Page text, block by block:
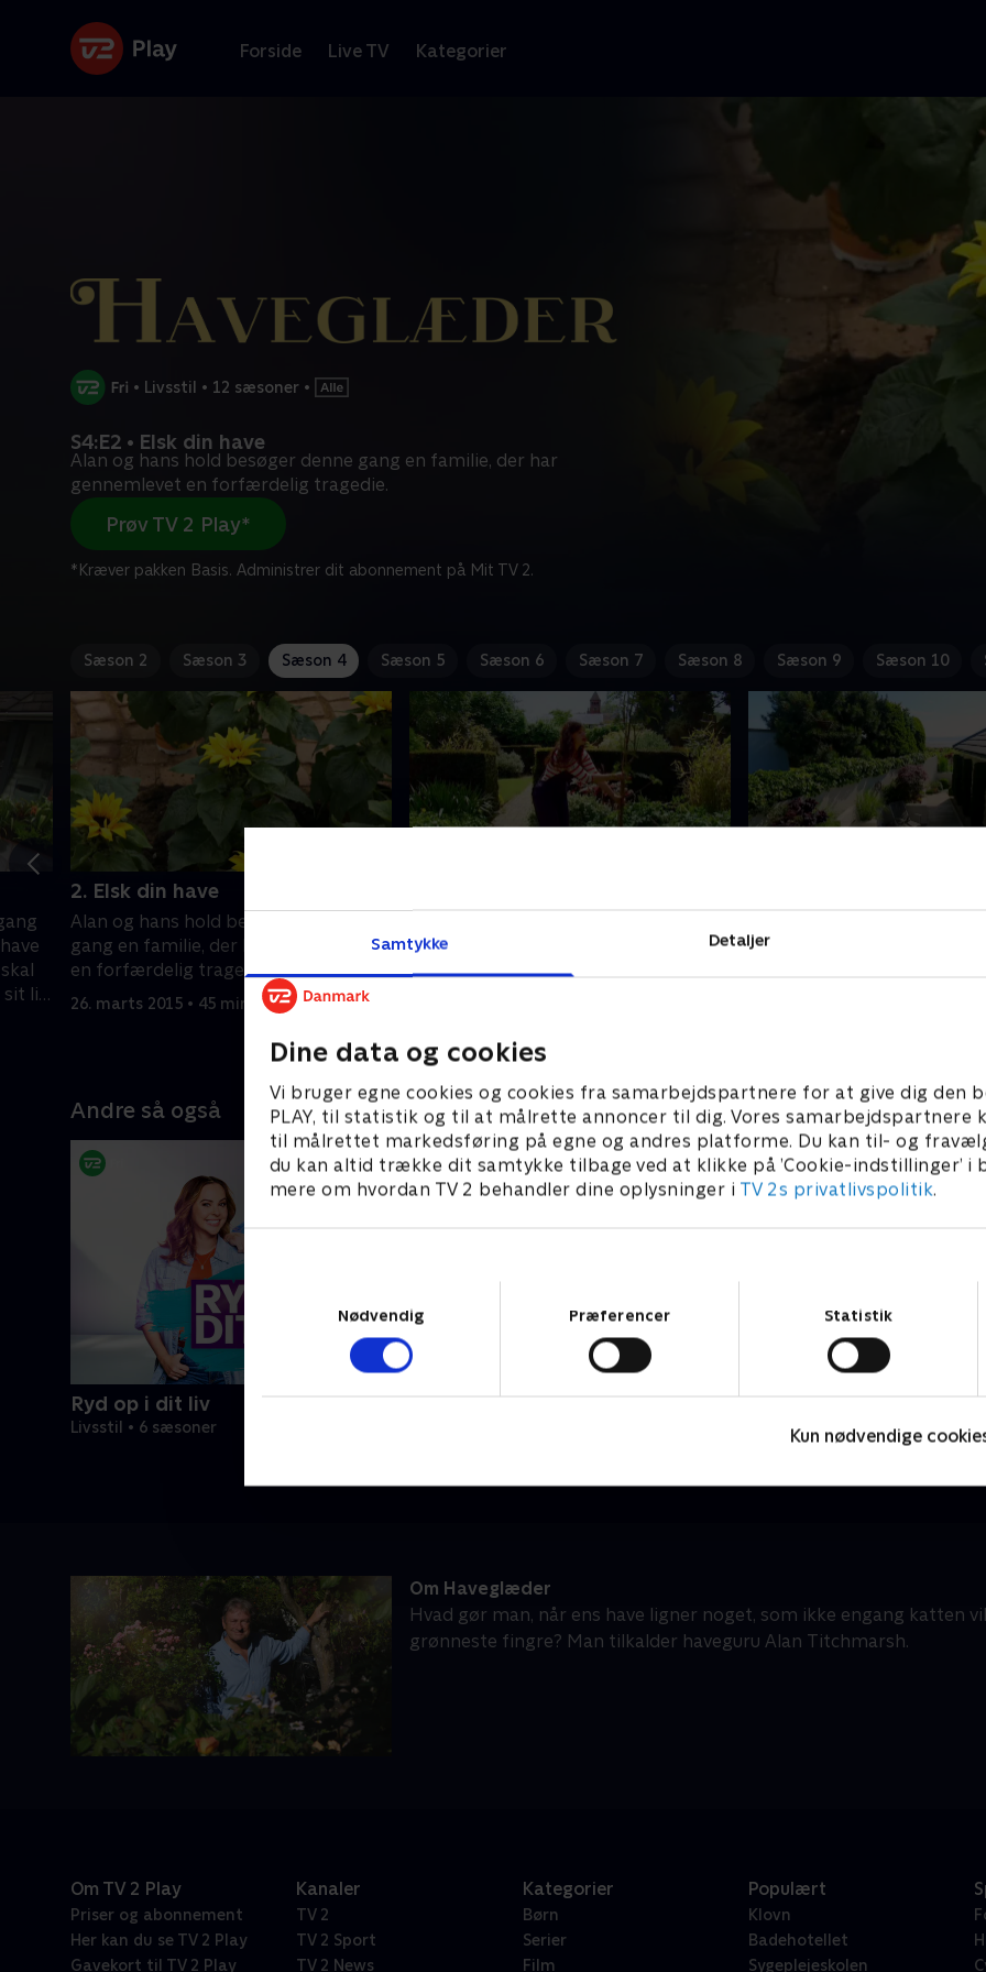
Samtykke Detaljer
Dine data og cookies
Vi bruger egne cookies og cookies fra samarbejdspartnere for at give dig den
PLAY, til statistik og til at målrette annoncer til dig. Vores samarbejdspartnere
til målrettet markedsføring på egne og andres platforme. Du kan til- og
du kan altid trække dit samtykke tilbage ved at klikke på ’Cookie-indstillinger’ i
mere om hvordan TV 2 behandler dine oplysninger i TV 2s privatlivspolitik.
Nødvendig
Præferencer Statistik
Kun nødvendige
Forside Live TV Kategorier
• Livsstil • 12 sæsoner •
S4:E2 • Elsk din have
Alan og hans hold besøger denne gang en familie, der har
gennemlevet en forfærdelig tragedie.
Prøv TV 2 Play*
*Kræver pakken Basis. Administrer dit abonnement på Mit TV 2.
Sæson 2 Sæson 3 Sæson 4 Sæson 5 Sæson 6 Sæson 7 Sæson 8 Sæson 9 Sæson 10
liv
2. Elsk din have
Alan og hans hold besøger denne
gang en familie, der har gennemlevet
en forfærdelig tragedie.
26. marts 2015 • 45 min
McGinn, som fik vendt op og ned på
deres liv, da far Pete, der er
de skal lave en make over på
Andre så også
Ryd op i dit liv
Livsstil • 6 sæsoner
Om Haveglæder
Hvad gør man, når ens have ligner noget, som ikke engang katten
grønneste fingre? Man tilkalder haveguru Alan Titchmarsh.
Om TV 2 Play
Priser og abonnement
Her kan du se TV 2 Play
Gavekort til TV 2 Play
Kanaler
TV 2
TV 2 Sport
TV 2 News
Kategorier
Børn
Serier
Film
Populært
Klovn
Badehotellet
Sygeplejeskolen